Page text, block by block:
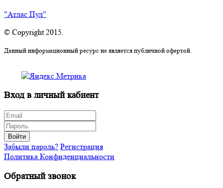
"Атлас Пул"
© Copyright 2015.
Данный информационный ресурс не является публичной офертой.
Вход в личный кабиент
Войти
Забыли пароль? Регистрация
Политика Конфиденциальности
Обратный звонок